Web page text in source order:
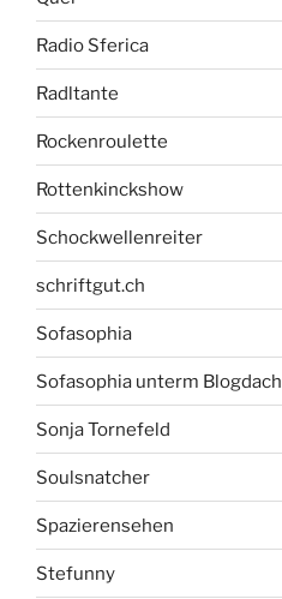
Radio Sferica
Radltante
Rockenroulette
Rottenkinckshow
Schockwellenreiter
schriftgut.ch
Sofasophia
Sofasophia unterm Blogdach
Sonja Tornefeld
Soulsnatcher
Spazierensehen
Stefunny